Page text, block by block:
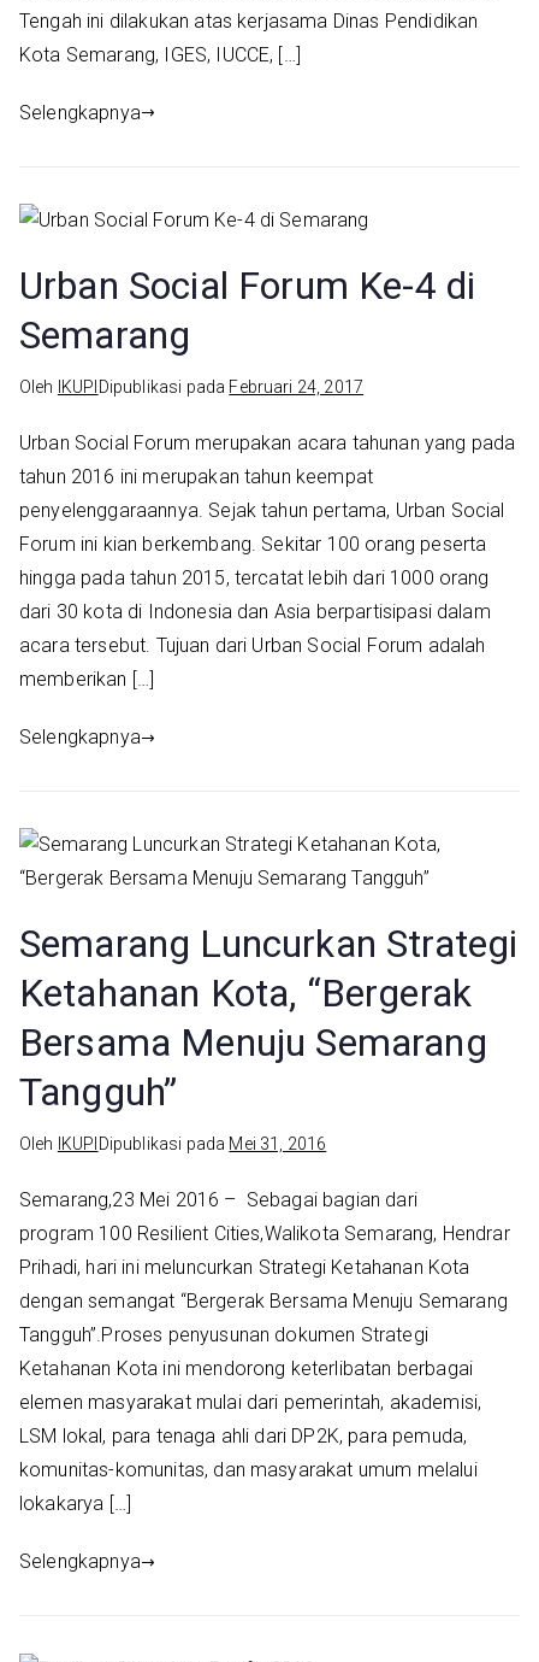
Tengah ini dilakukan atas kerjasama Dinas Pendidikan
Kota Semarang, IGES, IUCCE, […]
Selengkapnya
Urban Social Forum Ke-4 di
Semarang
Oleh IKUPI Dipublikasi pada Februari 24, 2017
Urban Social Forum merupakan acara tahunan yang pada
tahun 2016 ini merupakan tahun keempat
penyelenggaraannya. Sejak tahun pertama, Urban Social
Forum ini kian berkembang. Sekitar 100 orang peserta
hingga pada tahun 2015, tercatat lebih dari 1000 orang
dari 30 kota di Indonesia dan Asia berpartisipasi dalam
acara tersebut. Tujuan dari Urban Social Forum adalah
memberikan […]
Selengkapnya
Semarang Luncurkan Strategi
Ketahanan Kota, “Bergerak
Bersama Menuju Semarang
Tangguh”
Oleh IKUPI Dipublikasi pada Mei 31, 2016
Semarang,23 Mei 2016 – Sebagai bagian dari
program 100 Resilient Cities,Walikota Semarang, Hendrar
Prihadi, hari ini meluncurkan Strategi Ketahanan Kota
dengan semangat “Bergerak Bersama Menuju Semarang
Tangguh”.Proses penyusunan dokumen Strategi
Ketahanan Kota ini mendorong keterlibatan berbagai
elemen masyarakat mulai dari pemerintah, akademisi,
LSM lokal, para tenaga ahli dari DP2K, para pemuda,
komunitas-komunitas, dan masyarakat umum melalui
lokakarya […]
Selengkapnya